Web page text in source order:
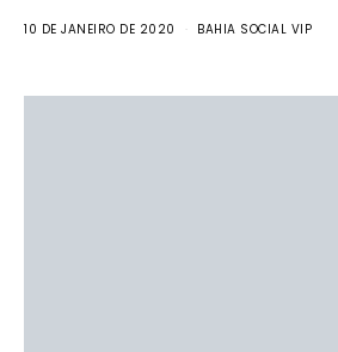
10 DE JANEIRO DE 2020 BAHIA SOCIAL VIP